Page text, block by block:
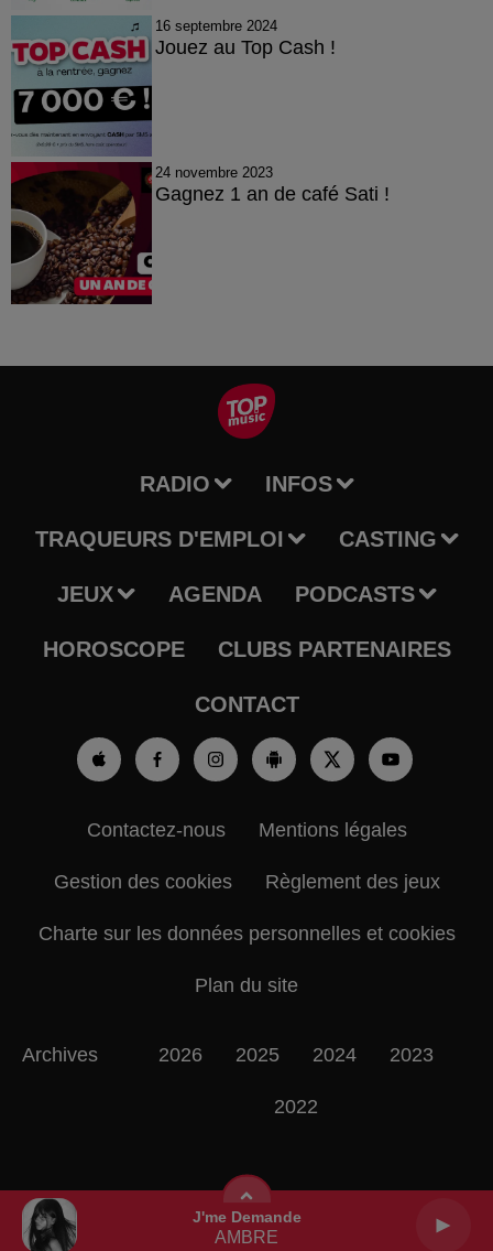
J'me Demande
AMBRE
16 septembre 2024
Jouez au Top Cash !
24 novembre 2023
Gagnez 1 an de café Sati !
RADIO INFOS
TRAQUEURS D'EMPLOI CASTING
JEUX AGENDA PODCASTS
HOROSCOPE CLUBS PARTENAIRES
CONTACT
Contactez-nous Mentions légales
Gestion des cookies Règlement des jeux
Charte sur les données personnelles et cookies
Plan du site
Archives 2026 2025 2024 2023
2022